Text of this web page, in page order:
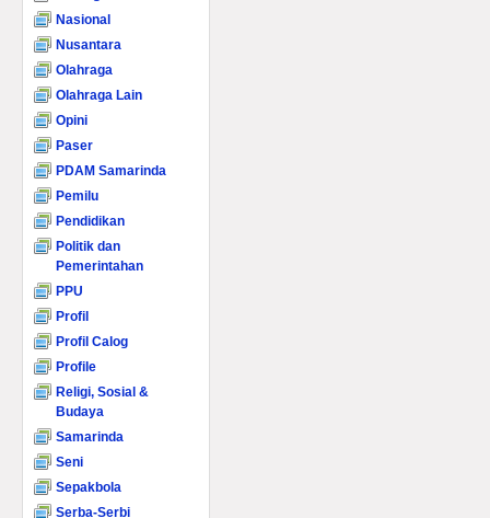
Nasional
Nusantara
Olahraga
Olahraga Lain
Opini
Paser
PDAM Samarinda
Pemilu
Pendidikan
Politik dan
Pemerintahan
PPU
Profil
Profil Calog
Profile
Religi, Sosial &
Budaya
Samarinda
Seni
Sepakbola
Serba-Serbi